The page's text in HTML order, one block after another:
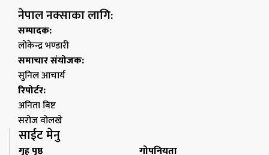
नेपाल नक्साका लागि:
सम्पादक:
लोकेन्द्र भण्डारी
समाचार संयोजक:
सुनिल आचार्य
रिपोर्टर:
अनिता बिष्ट
सरोज वोलखे
साईट मेनु
गृह पृष्ठ गोपनियता